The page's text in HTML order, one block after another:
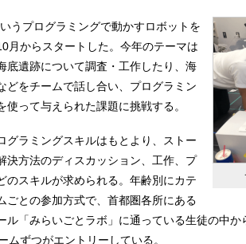
うプログラミングで動かすロボットを
月からスタートした。今年のテーマは
底遺跡について調査・工作したり、海
どをチームで話し合い、プログラミン
使って与えられた課題に挑戦する。
グラミングスキルはもとより、ストー
決方法のディスカッション、工作、プ
のスキルが求められる。年齢別にカテ
ごとの参加方式で、首都圏各所にある
ル「みらいごとラボ」に通っている生徒の中
ムずつがエントリーしている。